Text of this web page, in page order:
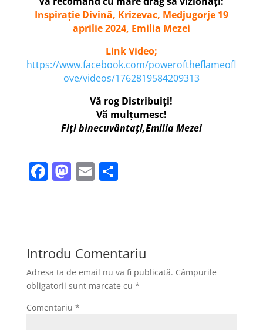
Inspirație Divină, Krizevac, Medjugorje 19
aprilie 2024, Emilia Mezei
Link Video;
https://www.facebook.com/poweroftheflameofl
ove/videos/1762819584209313
Vă rog Distribuiți!
Vă mulțumesc!
Fiți binecuvântați,Emilia Mezei
F
b
o
o
k
M
d
o
n
E P
a
z
ă
Introdu Comentariu
Adresa ta de email nu va fi publicată. Câmpurile
obligatorii sunt marcate cu *
Comentariu *